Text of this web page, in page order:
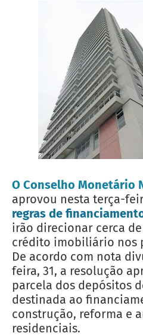
O Conselho Monetário
aprovou nesta terça-
regras de
irão direcionar cerca
crédito imobiliário nos
De acordo com nota
feira, 31, a resolução
parcela dos depósitos
destinada ao
construção, reforma e
residenciais.